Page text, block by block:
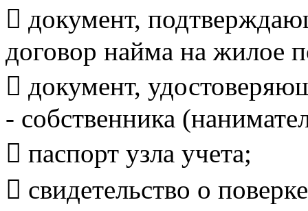
 документ,
договор найма на жилое
 документ,
- собственника
 паспорт узла учета;
 свидетельство о